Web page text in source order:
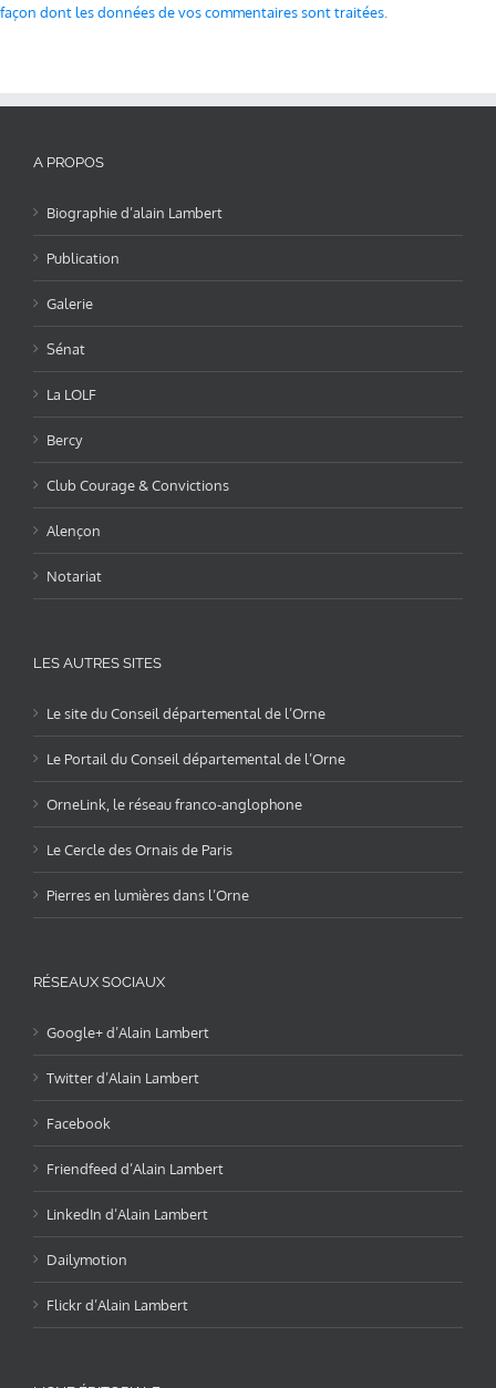
façon dont les données de vos commentaires sont traitées
A PROPOS
Biographie d’alain Lambert
Publication
Galerie
Sénat
La LOLF
Bercy
Club Courage & Convictions
Alençon
Notariat
LES AUTRES SITES
Le site du Conseil départemental de l’Orne
Le Portail du Conseil départemental de l’Orne
OrneLink, le réseau franco-anglophone
Le Cercle des Ornais de Paris
Pierres en lumières dans l’Orne
RÉSEAUX SOCIAUX
Google+ d’Alain Lambert
Twitter d’Alain Lambert
Facebook
Friendfeed d’Alain Lambert
LinkedIn d’Alain Lambert
Dailymotion
Flickr d’Alain Lambert